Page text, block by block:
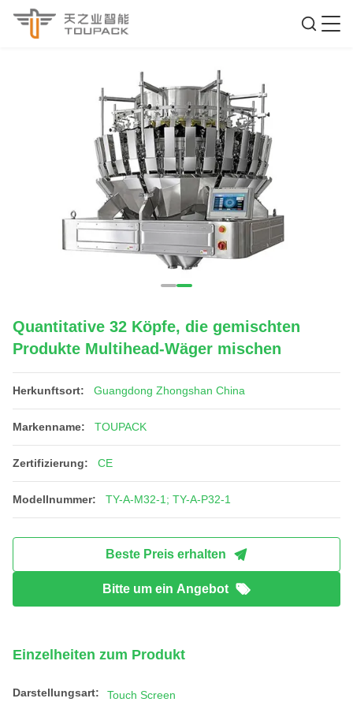
Quantitative 32 Köpfe, die gemischten
Produkte Multihead-Wäger mischen
Herkunftsort: Guangdong Zhongshan China
Markenname: TOUPACK
Zertifizierung: CE
Modellnummer: TY-A-M32-1; TY-A-P32-1
Beste Preis erhalten
Bitte um ein Angebot
Einzelheiten zum Produkt
Darstellungsart: Touch Screen